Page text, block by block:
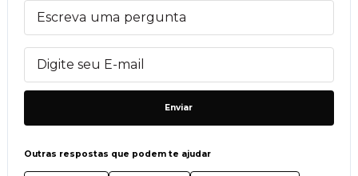
Enviar
Outras respostas que podem te ajudar